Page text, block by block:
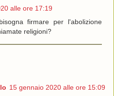
alle ore 17:19
firmare per l'abolizione
religioni?
15 gennaio 2020 alle ore 15:09